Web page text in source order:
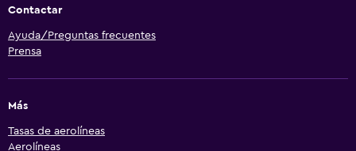
Contactar
Ayuda/Preguntas frecuentes
Prensa
Más
Tasas de aerolíneas
Aerolíneas